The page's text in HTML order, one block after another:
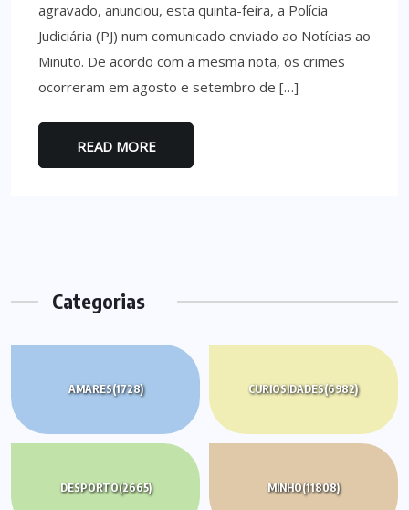
agravado, anunciou, esta quinta-feira, a Polícia
Judiciária (PJ) num comunicado enviado ao Notícias ao
Minuto. De acordo com a mesma nota, os crimes
ocorreram em agosto e setembro de […]
READ MORE
Categorias
AMARES(1728) CURIOSIDADES(6982)
DESPORTO(2665) MINHO(11808)